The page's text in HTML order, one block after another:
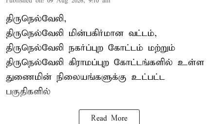
திருநெல்வேலி,
திருநெல்வேலி மின்பகிர்மான வட்டம்,
திருநெல்வேலி நகர்ப்புற கோட்டம் மற்றும்
திருநெல்வேலி கிராமப்புற கோட்டங்களில் உள்ள
துணைமின் நிலையங்களுக்கு உட்பட்ட
பகுதிகளில்
Read More